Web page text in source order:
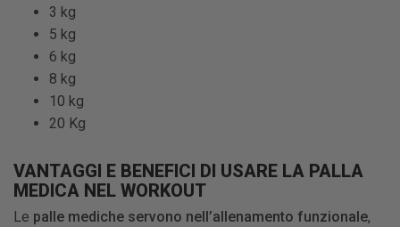
3 kg
5 kg
6 kg
8 kg
10 kg
20 Kg
VANTAGGI E BENEFICI DI USARE LA PALLA
MEDICA NEL WORKOUT
Le palle mediche servono nell’allenamento funzionale,